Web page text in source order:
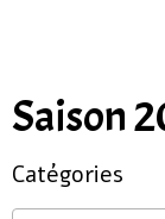
Saison
Catégories